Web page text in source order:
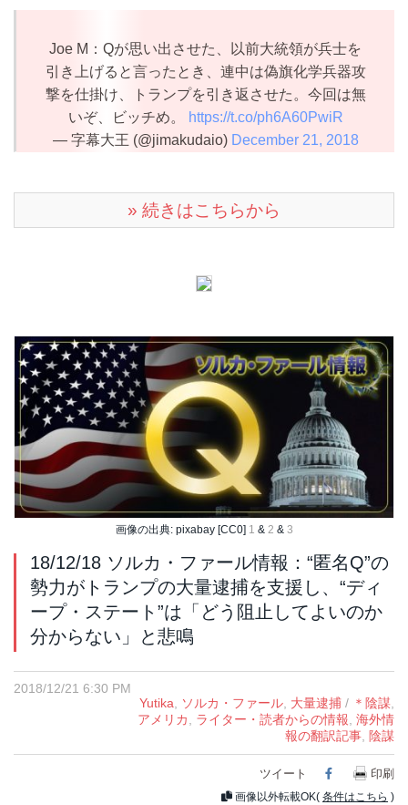
Joe M：Qが思い出させた、以前大統領が兵士を
引き上げると言ったとき、連中は偽旗化学兵器攻
撃を仕掛け、トランプを引き返させた。今回は無
いぞ、ビッチめ。
https://t.co/ph6A60PwiR
— 字幕大王 (@jimakudaio) December 21, 2018
» 続きはこちらから
画像の出典: pixabay [CC0] 1 & 2 & 3
18/12/18 ソルカ・ファール情報：“匿名Q”の
勢力がトランプの大量逮捕を支援し、“ディ
ープ・ステート”は「どう阻止してよいのか
分からない」と悲鳴
2018/12/21 6:30 PM
Yutika
ソルカ・ファール 大量逮捕 / ＊陰謀
アメリカ
ライター・読者からの情報 海外情
報の翻訳記事 陰謀
ツイート Facebook
印刷
画像以外転載OK( 条件はこちら )